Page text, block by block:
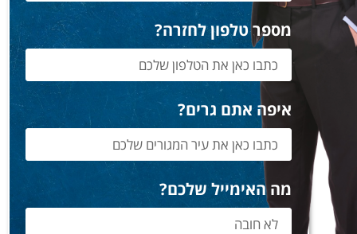
מספר טלפון לחזרה?
איפה אתם גרים?
מה האימייל שלכם?